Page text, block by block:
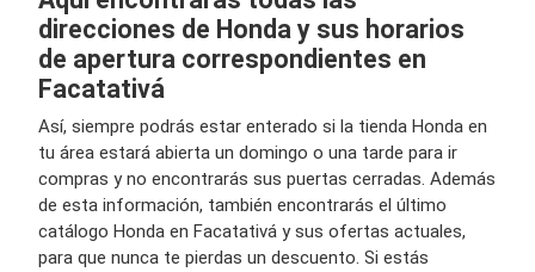
direcciones de Honda y sus horarios
de apertura correspondientes en
Facatativá
Así, siempre podrás estar enterado si la tienda Honda en
tu área estará abierta un domingo o una tarde para ir
compras y no encontrarás sus puertas cerradas. Además
de esta información, también encontrarás el último
catálogo Honda en Facatativá y sus ofertas actuales,
para que nunca te pierdas un descuento. Si estás